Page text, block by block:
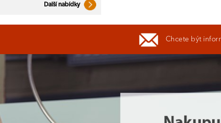
Další nabídky
Chcete být